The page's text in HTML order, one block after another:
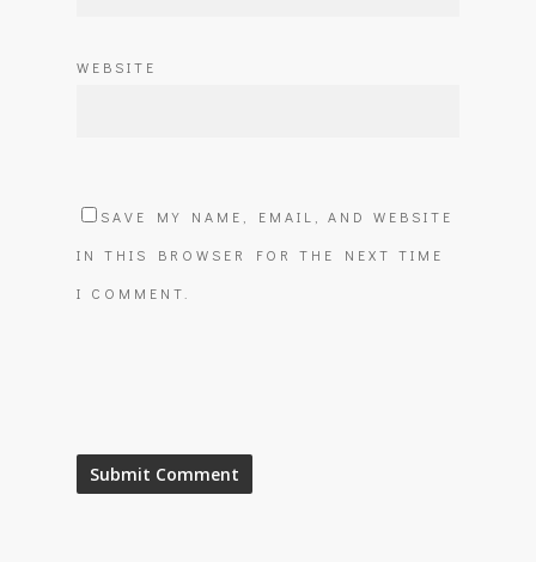
WEBSITE
SAVE MY NAME, EMAIL, AND WEBSITE
IN THIS BROWSER FOR THE NEXT TIME
I COMMENT.